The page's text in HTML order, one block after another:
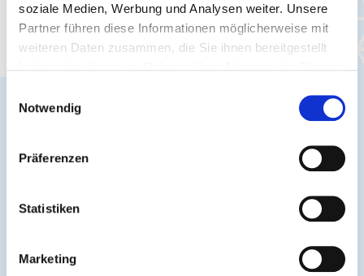
soziale Medien, Werbung und Analysen weiter. Unsere
Partner führen diese Informationen möglicherweise mit
weiteren Daten zusammen, die Sie ihnen bereitgestellt
Notwendig
Präferenzen
Statistiken
Marketing
Bleib auf dem Laufenden - aktuelle
Verkehrsmeldungen und Infos für Dich.